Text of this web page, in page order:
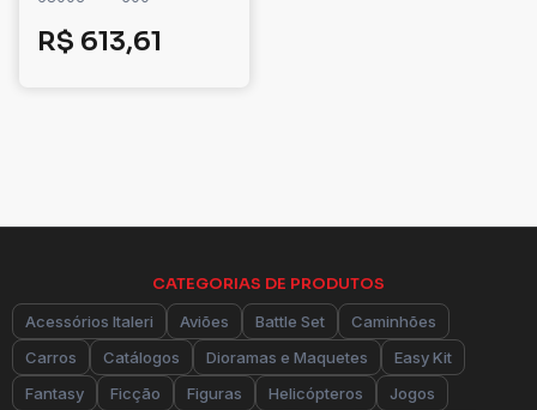
R$ 613,61
CATEGORIAS DE PRODUTOS
Acessórios Italeri Aviões Battle Set
Caminhões
Carros
Catálogos Dioramas e Maquetes
Easy Kit
Fantasy
Ficção Figuras Helicópteros
Jogos